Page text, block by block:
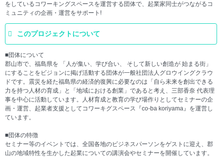
をしているコワーキングスペースを運営する団体で、起業家同士がつながるコ
ミュニティの企画・運営をサポート!
このプロジェクトについて
■団体について
郡山市で、福島県を 「人が集い、学び合い、 そして新しい創造が 始まる街」
にすることをビジョンに掲げ活動する団体が一般社団法人グロウイングクラウ
ドです。震災を経た福島県の経済的復興に必要なのは「自ら未来を創出できる
力を持つ人材の育成」と「地域における創業」であると考え、三部香奈 代表理
事を中心に活動しています。人材育成と教育の学び場作りとしてセミナーの企
画・運営、起業者支援としてコワーキグスペース『co-ba koriyama』を運営し
ています。
■団体の特徴
セミナー等のイベントでは、全国各地のビジネスパーソンをゲストに迎え、郡
山の地域特性を生かした起業についての講演会やセミナーを開催しています。